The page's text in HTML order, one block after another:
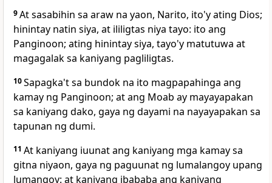
9At sasabihin sa araw na yaon, Narito, ito'y ating Dios;
hinintay natin siya, at ililigtas niya tayo: ito ang
Panginoon; ating hinintay siya, tayo'y matutuwa at
magagalak sa kaniyang pagliligtas.
10Sapagka't sa bundok na ito magpapahinga ang
kamay ng Panginoon; at ang Moab ay mayayapakan
sa kaniyang dako, gaya ng dayami na nayayapakan sa
tapunan ng dumi.
11 At kaniyang iuunat ang kaniyang mga kamay sa
gitna niyaon, gaya ng paguunat ng lumalangoy upang
lumangoy: at kaniyang ibababa ang kaniyang